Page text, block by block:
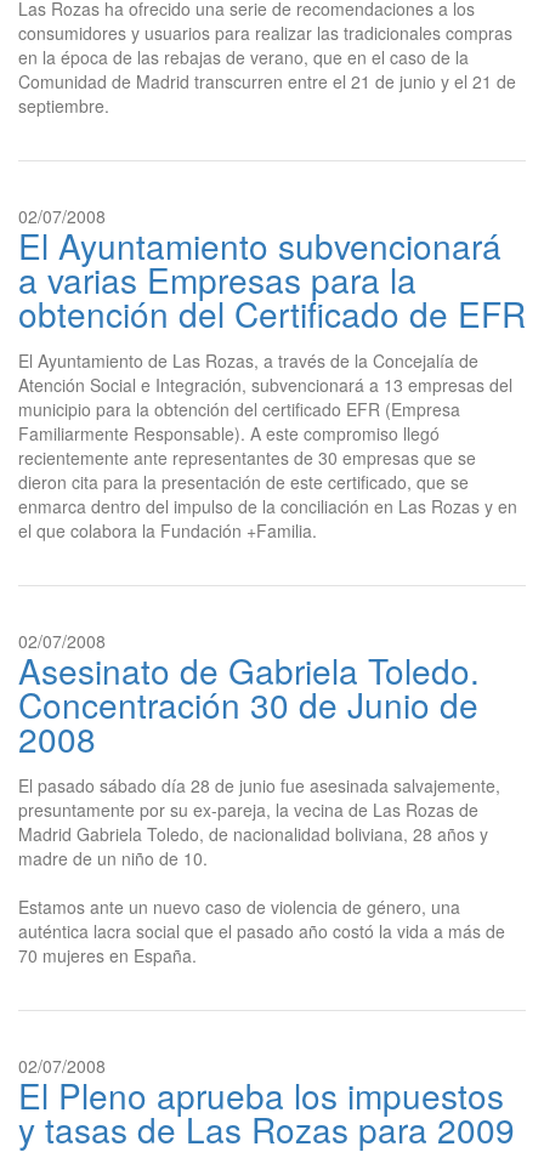
Las Rozas ha ofrecido una serie de recomendaciones a los
consumidores y usuarios para realizar las tradicionales compras
en la época de las rebajas de verano, que en el caso de la
Comunidad de Madrid transcurren entre el 21 de junio y el 21 de
septiembre.
02/07/2008
El Ayuntamiento subvencionará
a varias Empresas para la
obtención del Certificado de EFR
El Ayuntamiento de Las Rozas, a través de la Concejalía de
Atención Social e Integración, subvencionará a 13 empresas del
municipio para la obtención del certificado EFR (Empresa
Familiarmente Responsable). A este compromiso llegó
recientemente ante representantes de 30 empresas que se
dieron cita para la presentación de este certificado, que se
enmarca dentro del impulso de la conciliación en Las Rozas y en
el que colabora la Fundación +Familia.
02/07/2008
Asesinato de Gabriela Toledo.
Concentración 30 de Junio de
2008
El pasado sábado día 28 de junio fue asesinada salvajemente,
presuntamente por su ex-pareja, la vecina de Las Rozas de
Madrid Gabriela Toledo, de nacionalidad boliviana, 28 años y
madre de un niño de 10.
Estamos ante un nuevo caso de violencia de género, una
auténtica lacra social que el pasado año costó la vida a más de
70 mujeres en España.
02/07/2008
El Pleno aprueba los impuestos
y tasas de Las Rozas para 2009